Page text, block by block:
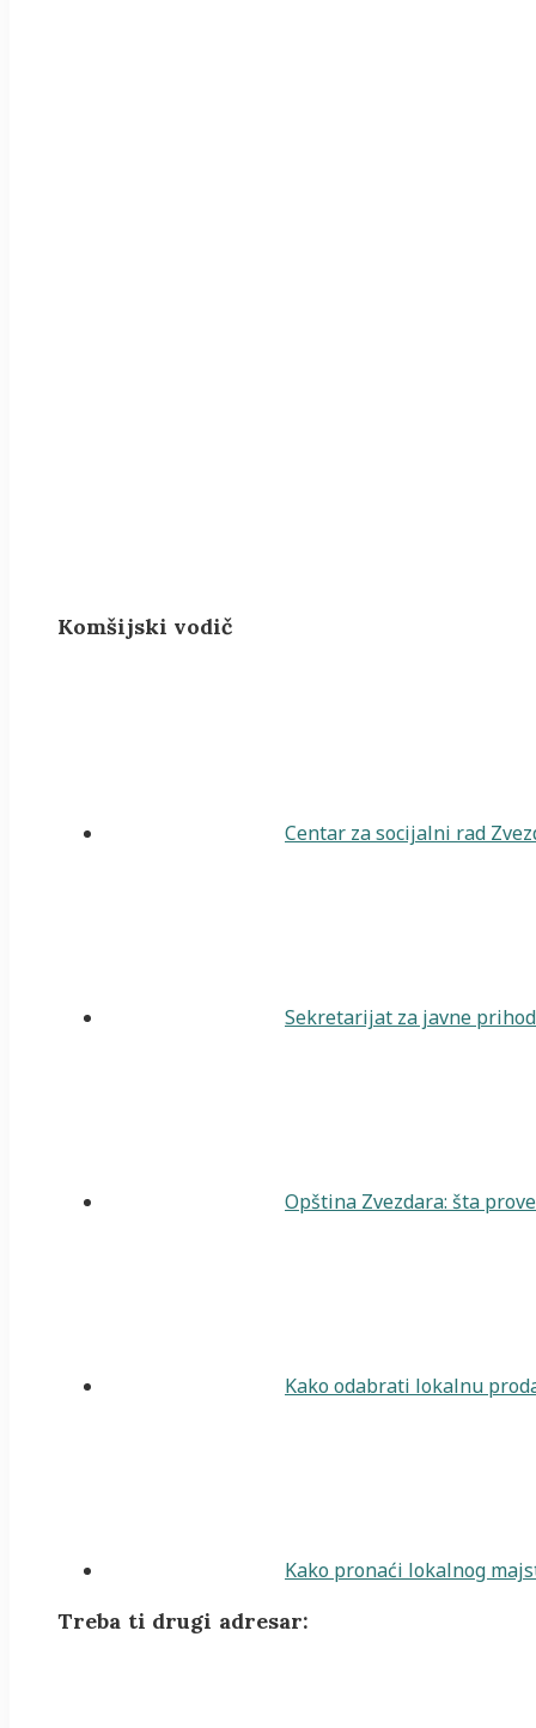
Komšijski vodič
Centar za socijalni rad
Sekretarijat za javne
Opština Zvezdara: šta
Kako odabrati lokalnu
Kako pronaći lokalnog
Treba ti drugi adresar: